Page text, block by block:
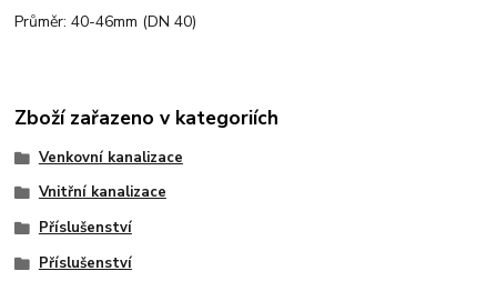
Průměr: 40-46mm (DN 40)
Zboží zařazeno v kategoriích
Venkovní kanalizace
Vnitřní kanalizace
Příslušenství
Příslušenství